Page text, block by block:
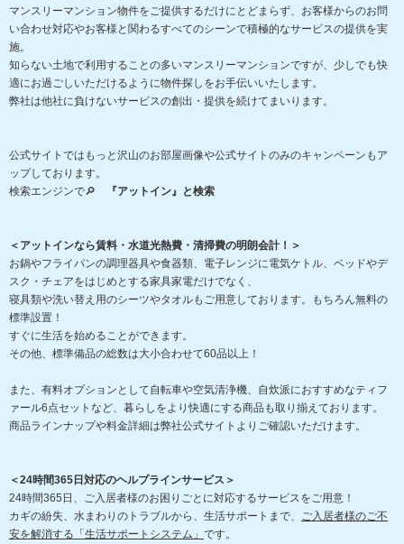
マンスリーマンション物件をご提供するだけにとどまらず、お客様からのお問
い合わせ対応やお客様と関わるすべてのシーンで積極的なサービスの提供を実
施。
知らない土地で利用することの多いマンスリーマンションですが、少しでも快
適にお過ごしいただけるように物件探しをお手伝いいたします。
弊社は他社に負けないサービスの創出・提供を続けてまいります。
公式サイトではもっと沢山のお部屋画像や公式サイトのみのキャンペーンもア
ップしております。
検索エンジンで🔎
『アットイン』と検索
＜アットインなら賃料・水道光熱費・清掃費の明朗会計！＞
お鍋やフライパンの調理器具や食器類、電子レンジに電気ケトル、ベッドやデ
スク・チェアをはじめとする家具家電だけでなく、
寝具類や洗い替え用のシーツやタオルもご用意しております。もちろん無料の
標準設置！
すぐに生活を始めることができます。
その他、標準備品の総数は大小合わせて60品以上！
また、有料オプションとして自転車や空気清浄機、自炊派におすすめなティフ
ァール6点セットなど、暮らしをより快適にする商品も取り揃えております。
商品ラインナップや料金詳細は弊社公式サイトよりご確認いただけます。
＜24時間365日対応のヘルプラインサービス＞
24時間365日、ご入居者様のお困りごとに対応するサービスをご用意！
カギの紛失、水まわりのトラブルから、生活サポートまで、 ご入居者様のご不
安を解消する「生活サポートシステム」 です。